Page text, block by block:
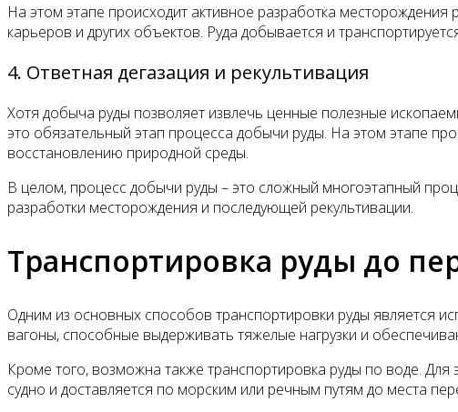
Контакты
На этом этапе происходит активное разработка
карьеров и других объектов. Руда добывается и
4. Ответная дегазация и рекультивация
Хотя добыча руды позволяет извлечь ценные полезные
это обязательный этап процесса добычи руды. На этом этапе
восстановлению природной среды.
В целом, процесс добычи руды – это сложный многоэтапный
разработки месторождения и последующей рекультивации.
Транспортировка руды до
Одним из основных способов транспортировки руды является
вагоны, способные выдерживать тяжелые нагрузки и
Кроме того, возможна также транспортировка руды по воде.
судно и доставляется по морским или речным путям до места